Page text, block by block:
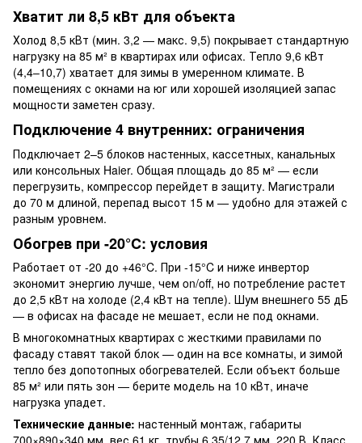
Хватит ли 8,5 кВт для объекта
Холод 8,5 кВт (мин. 3,2 — макс. 9,5) покрывает стандартную
нагрузку на 85 м² в квартирах или офисах. Тепло 9,6 кВт
(4,4–10,7) хватает для зимы в умеренном климате. В
помещениях с окнами на юг или хорошей изоляцией запас
мощности заметен сразу.
Подключение 4 внутренних: ограничения
Подключает 2–5 блоков настенных, кассетных, канальных
или консольных Haier. Общая площадь до 85 м² — если
перегрузить, компрессор перейдет в защиту. Магистрали
до 70 м длиной, перепад высот 15 м — удобно для этажей с
разным уровнем.
Обогрев при -20°C: условия
Работает от -20 до +46°C. При -15°C и ниже инвертор
экономит энергию лучше, чем on/off, но потребление растет
до 2,5 кВт на холоде (2,4 кВт на тепле). Шум внешнего 55 дБ
— в офисах на фасаде не мешает, если не под окнами.
В многокомнатных квартирах с жесткими правилами по
фасаду ставят такой блок — один на все комнаты, и зимой
тепло без допотопных обогревателей. Если объект больше
85 м² или пять зон — берите модель на 10 кВт, иначе
нагрузка упадет.
Технические данные: настенный монтаж, габариты